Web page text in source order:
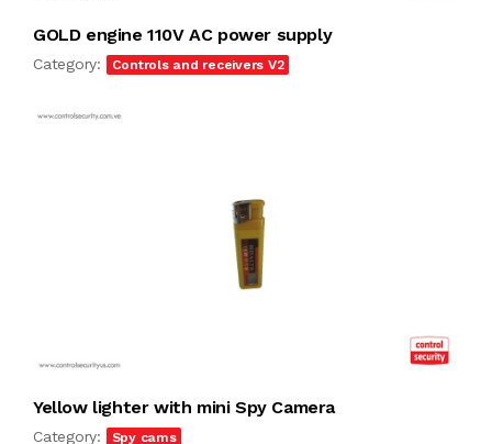
GOLD engine 110V AC power supply
Category: Controls and receivers V2
Yellow lighter with mini Spy Camera
Category: Spy cams